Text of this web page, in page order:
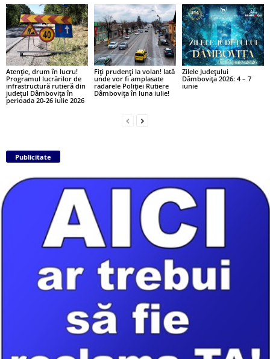
Atenție, drum în lucru!
Programul lucrărilor de
infrastructură rutieră din
județul Dâmbovița în
perioada 20-26 iulie 2026
Fiți prudenți la volan! Iată
unde vor fi amplasate
radarele Poliției Rutiere
Dâmbovița în luna iulie!
Zilele Județului
Dâmbovița 2026: 4 – 7
iunie
Publicitate